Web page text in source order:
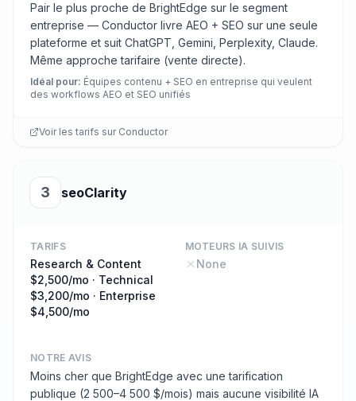
Pair le plus proche de BrightEdge sur le segment
entreprise — Conductor livre AEO + SEO sur une seule
plateforme et suit ChatGPT, Gemini, Perplexity, Claude.
Même approche tarifaire (vente directe).
Idéal pour: Équipes contenu + SEO en entreprise qui veulent
des workflows AEO et SEO unifiés
Voir les tarifs sur Conductor
3 seoClarity
TARIFS
Research & Content
$2,500/mo · Technical
$3,200/mo · Enterprise
$4,500/mo
MOTEURS IA SUIVIS
None
NOTRE AVIS
Moins cher que BrightEdge avec une tarification
publique (2 500–4 500 $/mois) mais aucune visibilité IA